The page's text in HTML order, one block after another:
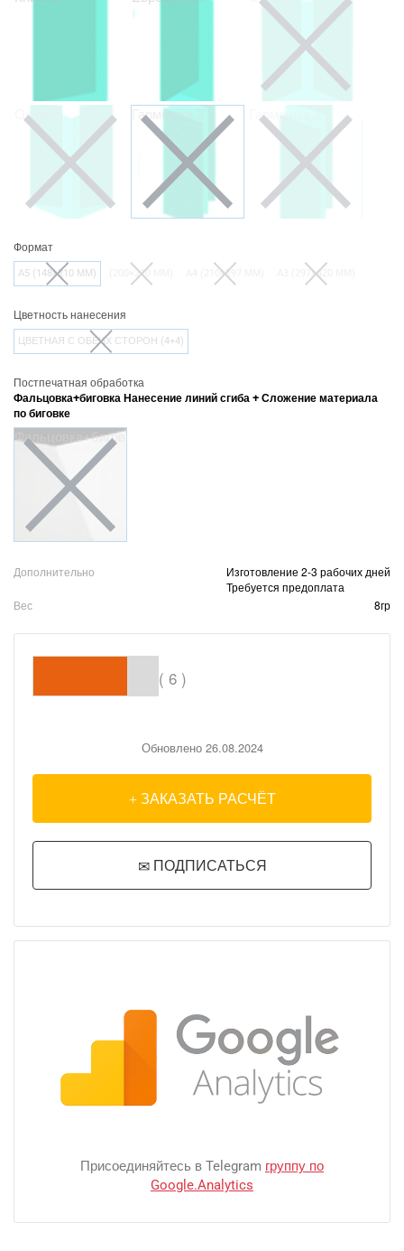
Окно 3 Гармошка 3 Гармошка 4
Формат
А5 (148×210 ММ) (200×210 ММ) A4 (210×297 ММ) А3 (297×420 ММ)
Цветность нанесения
ЦВЕТНАЯ С ОБЕИХ СТОРОН (4+4)
Постпечатная обработка
Фальцовка+биговка Нанесение линий сгиба + Сложение материала
по биговке
Фальцовка+биговка
Дополнительно
Изготовление 2-3 рабочих дней
Требуется предоплата
Вес
8гр
( 6 )
Обновлено 26.08.2024
ЗАКАЗАТЬ РАСЧЁТ
ПОДПИСАТЬСЯ
Присоединяйтесь в Telegram группу по
Google.Analytics